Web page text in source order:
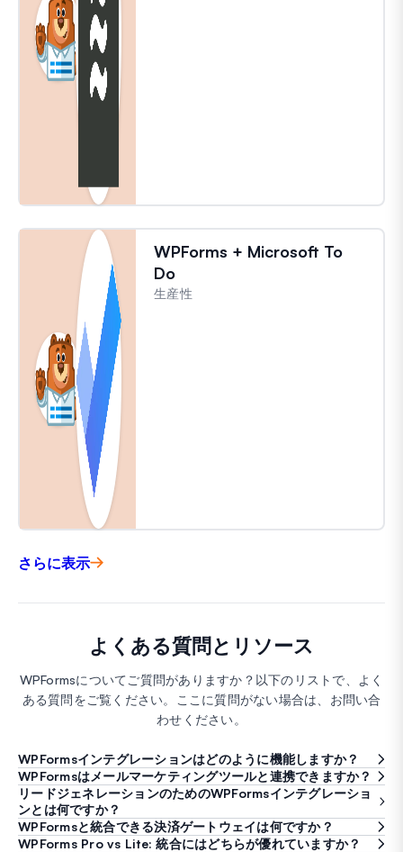
WPForms + Microsoft To
Do
生産性
さらに表示
よくある質問とリソース
WPFormsについてご質問がありますか？以下のリストで、よく
ある質問をご覧ください。ここに質問がない場合は、お問い合
わせください。
WPFormsインテグレーションはどのように機能しますか？
WPFormsはメールマーケティングツールと連携できますか？
リードジェネレーションのためのWPFormsインテグレーショ
ンとは何ですか？
WPFormsと統合できる決済ゲートウェイは何ですか？
WPForms Pro vs Lite: 統合にはどちらが優れていますか？